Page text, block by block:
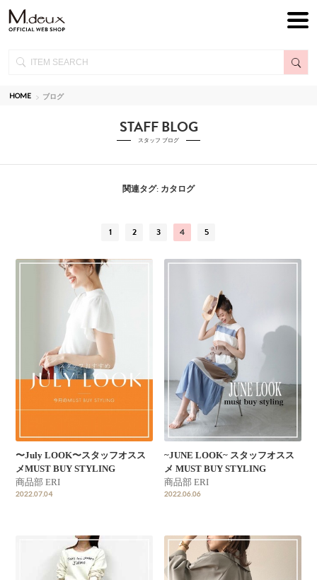
HOME ブログ
STAFF BLOG
スタッフ ブログ
関連タグ: カタログ
1 2 3 4 5
〜July LOOK〜スタッフオスス
メMUST BUY STYLING
商品部 ERI
2022.07.04
~JUNE LOOK~ スタッフオスス
メ MUST BUY STYLING
商品部 ERI
2022.06.06